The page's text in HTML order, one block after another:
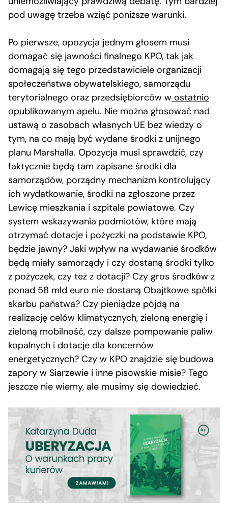
pod uwagę trzeba wziąć poniższe warunki.
Po pierwsze, opozycja jednym głosem musi
domagać się jawności finalnego KPO, tak jak
domagają się tego przedstawiciele organizacji
społeczeństwa obywatelskiego, samorządu
terytorialnego oraz przedsiębiorców w ostatnio
opublikowanym apelu. Nie można głosować nad
ustawą o zasobach własnych UE bez wiedzy o
tym, na co mają być wydane środki z unijnego
planu Marshalla. Opozycja musi sprawdzić, czy
faktycznie będą tam zapisane środki dla
samorządów, porządny mechanizm kontrolujący
ich wydatkowanie, środki na zgłoszone przez
Lewicę mieszkania i szpitale powiatowe. Czy
system wskazywania podmiotów, które mają
otrzymać dotacje i pożyczki na podstawie KPO,
będzie jawny? Jaki wpływ na wydawanie środków
będą miały samorządy i czy dostaną środki tylko
z pożyczek, czy też z dotacji? Czy gros środków z
ponad 58 mld euro nie dostaną Obajtkowe spółki
skarbu państwa? Czy pieniądze pójdą na
realizację celów klimatycznych, zieloną energię i
zieloną mobilność, czy dalsze pompowanie paliw
kopalnych i dotacje dla koncernów
energetycznych? Czy w KPO znajdzie się budowa
zapory w Siarzewie i inne pisowskie misie? Tego
jeszcze nie wiemy, ale musimy się dowiedzieć.